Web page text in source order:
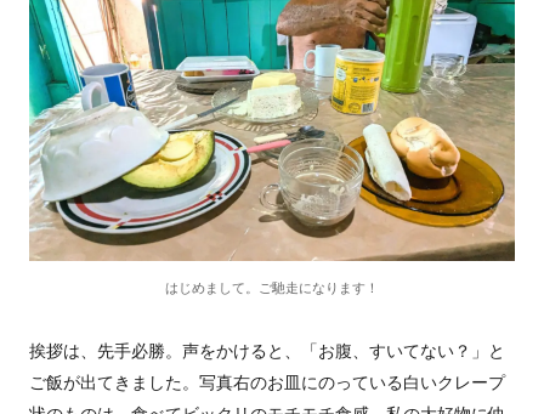
はじめまして。ご馳走になります！
挨拶は、先手必勝。声をかけると、「お腹、すいてない？」と
ご飯が出てきました。写真右のお皿にのっている白いクレープ